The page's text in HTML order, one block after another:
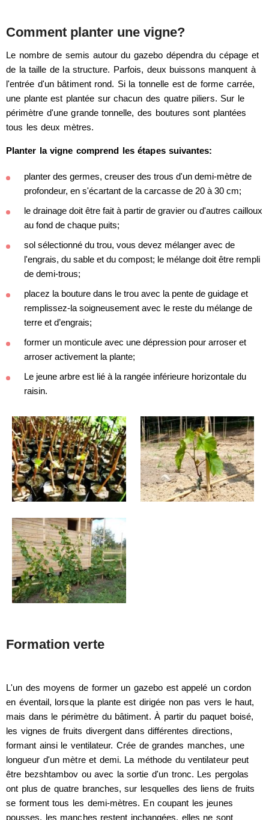
Comment planter une vigne?
Le nombre de semis autour du gazebo dépendra du cépage et
de la taille de la structure. Parfois, deux buissons manquent à
l'entrée d'un bâtiment rond. Si la tonnelle est de forme carrée,
une plante est plantée sur chacun des quatre piliers. Sur le
périmètre d'une grande tonnelle, des boutures sont plantées
tous les deux mètres.
Planter la vigne comprend les étapes suivantes:
planter des germes, creuser des trous d'un demi-mètre de
profondeur, en s'écartant de la carcasse de 20 à 30 cm;
le drainage doit être fait à partir de gravier ou d'autres cailloux
au fond de chaque puits;
sol sélectionné du trou, vous devez mélanger avec de
l'engrais, du sable et du compost; le mélange doit être rempli
de demi-trous;
placez la bouture dans le trou avec la pente de guidage et
remplissez-la soigneusement avec le reste du mélange de
terre et d’engrais;
former un monticule avec une dépression pour arroser et
arroser activement la plante;
Le jeune arbre est lié à la rangée inférieure horizontale du
raisin.
Formation verte
L'un des moyens de former un gazebo est appelé un cordon
en éventail, lorsque la plante est dirigée non pas vers le haut,
mais dans le périmètre du bâtiment. À partir du paquet boisé,
les vignes de fruits divergent dans différentes directions,
formant ainsi le ventilateur. Crée de grandes manches, une
longueur d'un mètre et demi. La méthode du ventilateur peut
être bezshtambov ou avec la sortie d'un tronc. Les pergolas
ont plus de quatre branches, sur lesquelles des liens de fruits
se forment tous les demi-mètres. En coupant les jeunes
pousses, les manches restent inchangées, elles ne sont